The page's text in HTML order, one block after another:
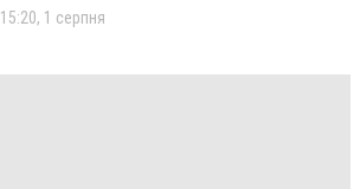
15:20, 1 серпня